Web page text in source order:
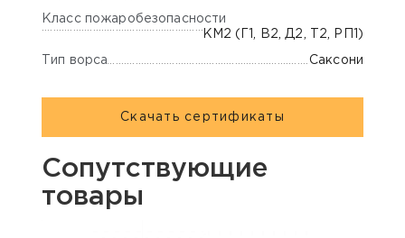
Класс пожаробезопасности
КМ2 (Г1, В2, Д2, Т2, РП1)
Тип ворса Саксони
Скачать сертификаты
Сопутствующие
товары